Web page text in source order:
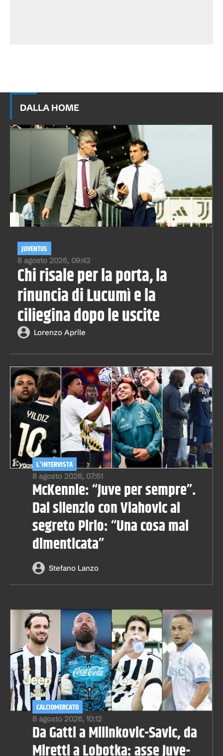
DALLA HOME
8 agosto 2026, 09:42
JUVENTUS
Chi risale per la porta, la
rinuncia di Lucumì e la
ciliegina dopo le uscite
Lorenzo Aprile
8 agosto 2026, 07:51
L'INTERVISTA
McKennie: “Juve per sempre”.
Dal silenzio con Vlahovic al
segreto Pirlo: “Una cosa mai
dimenticata”
Stefano Lanzo
8 agosto 2026, 10:12
CALCIOMERCATO
Da Gatti a Milinkovic-Savic, da
Miretti a Lobotka: asse Juve-